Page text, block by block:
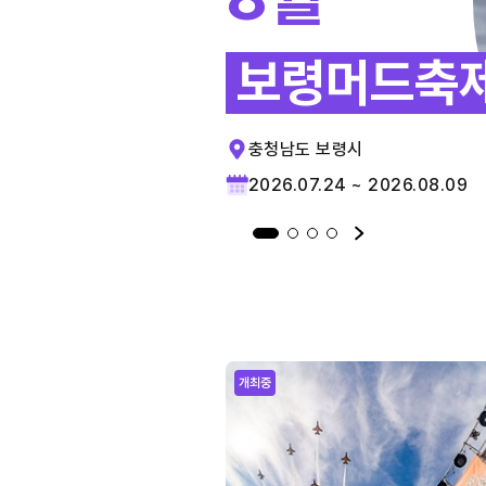
보령머드축
충청남도 보령시
2026.07.24 ~ 2026.08.09
개최중